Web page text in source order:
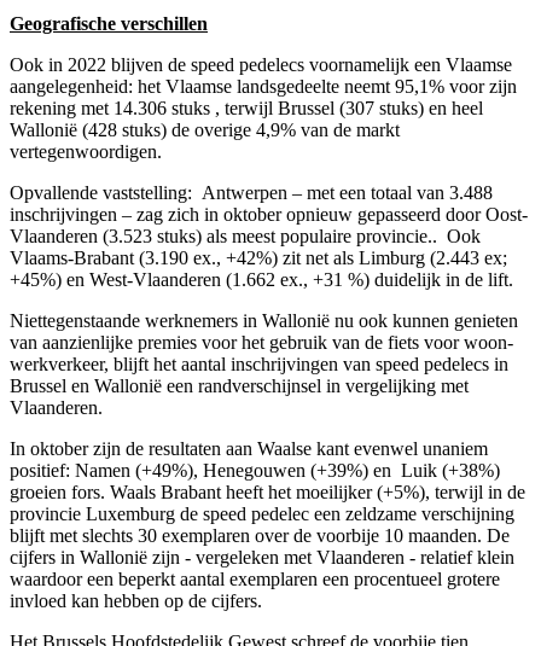
Geografische verschillen
Ook in 2022 blijven de speed pedelecs voornamelijk een Vlaamse
aangelegenheid: het Vlaamse landsgedeelte neemt 95,1% voor zijn
rekening met 14.306 stuks , terwijl Brussel (307 stuks) en heel
Wallonië (428 stuks) de overige 4,9% van de markt
vertegenwoordigen.
Opvallende vaststelling: Antwerpen – met een totaal van 3.488
inschrijvingen – zag zich in oktober opnieuw gepasseerd door Oost-
Vlaanderen (3.523 stuks) als meest populaire provincie.. Ook
Vlaams-Brabant (3.190 ex., +42%) zit net als Limburg (2.443 ex;
+45%) en West-Vlaanderen (1.662 ex., +31 %) duidelijk in de lift.
Niettegenstaande werknemers in Wallonië nu ook kunnen genieten
van aanzienlijke premies voor het gebruik van de fiets voor woon-
werkverkeer, blijft het aantal inschrijvingen van speed pedelecs in
Brussel en Wallonië een randverschijnsel in vergelijking met
Vlaanderen.
In oktober zijn de resultaten aan Waalse kant evenwel unaniem
positief: Namen (+49%), Henegouwen (+39%) en Luik (+38%)
groeien fors. Waals Brabant heeft het moeilijker (+5%), terwijl in de
provincie Luxemburg de speed pedelec een zeldzame verschijning
blijft met slechts 30 exemplaren over de voorbije 10 maanden. De
cijfers in Wallonië zijn - vergeleken met Vlaanderen - relatief klein
waardoor een beperkt aantal exemplaren een procentueel grotere
invloed kan hebben op de cijfers.
Het Brussels Hoofdstedelijk Gewest schreef de voorbije tien